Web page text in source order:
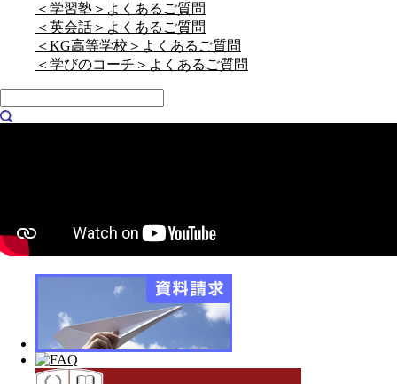
＜学習塾＞よくあるご質問
＜英会話＞よくあるご質問
＜KG高等学校＞よくあるご質問
＜学びのコーチ＞よくあるご質問